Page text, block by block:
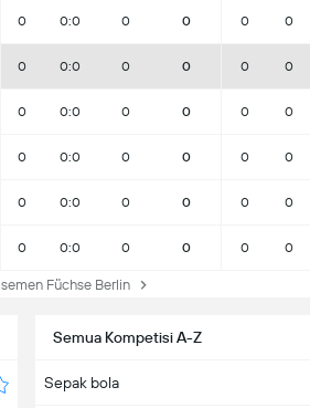
0 0:0 0 0 0 0
0 0:0 0 0 0 0
0 0:0 0 0 0 0
0 0:0 0 0 0 0
0 0:0 0 0 0 0
0 0:0 0 0 0 0
Füchse Berlin
Semua Kompetisi A-Z
Sepak bola